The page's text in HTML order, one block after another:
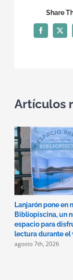
Share
Facebook
X
Artículos
Lanjarón pone en
Bibliopiscina, un
espacio para
lectura durante el
agosto 7th, 2026